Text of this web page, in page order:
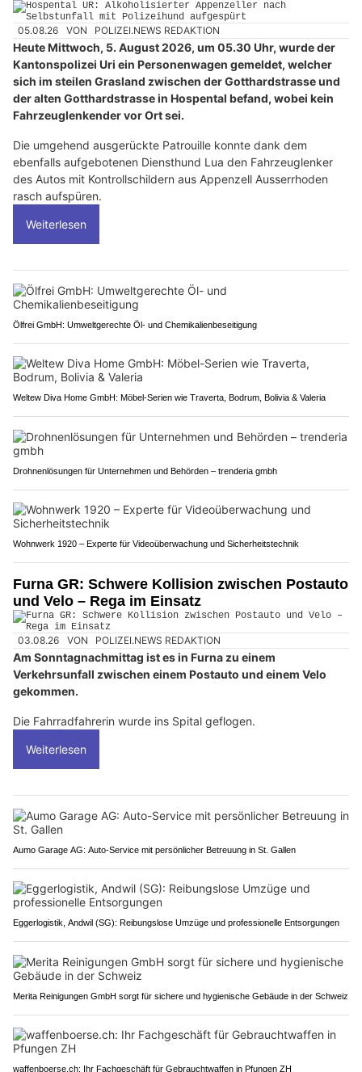
05.08.26 VON POLIZEI.NEWS REDAKTION
Heute Mittwoch, 5. August 2026, um 05.30 Uhr, wurde der
Kantonspolizei Uri ein Personenwagen gemeldet, welcher
sich im steilen Grasland zwischen der Gotthardstrasse und
der alten Gotthardstrasse in Hospental befand, wobei kein
Fahrzeuglenkender vor Ort sei.
Die umgehend ausgerückte Patrouille konnte dank dem
ebenfalls aufgebotenen Diensthund Lua den Fahrzeuglenker
des Autos mit Kontrollschildern aus Appenzell Ausserrhoden
rasch aufspüren.
Weiterlesen
Ölfrei GmbH: Umweltgerechte Öl- und Chemikalienbeseitigung
Weltew Diva Home GmbH: Möbel-Serien wie Traverta, Bodrum, Bolivia & Valeria
Drohnenlösungen für Unternehmen und Behörden – trenderia gmbh
Wohnwerk 1920 – Experte für Videoüberwachung und Sicherheitstechnik
Furna GR: Schwere Kollision zwischen Postauto
und Velo – Rega im Einsatz
03.08.26 VON POLIZEI.NEWS REDAKTION
Am Sonntagnachmittag ist es in Furna zu einem
Verkehrsunfall zwischen einem Postauto und einem Velo
gekommen.
Die Fahrradfahrerin wurde ins Spital geflogen.
Weiterlesen
Aumo Garage AG: Auto-Service mit persönlicher Betreuung in St. Gallen
Eggerlogistik, Andwil (SG): Reibungslose Umzüge und professionelle Entsorgungen
Merita Reinigungen GmbH sorgt für sichere und hygienische Gebäude in der Schweiz
waffenboerse.ch: Ihr Fachgeschäft für Gebrauchtwaffen in Pfungen ZH